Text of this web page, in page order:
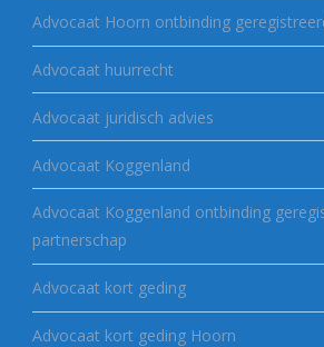
Advocaat Hoorn ontbinding
Advocaat huurrecht
Advocaat juridisch advies
Advocaat Koggenland
Advocaat Koggenland ontbinding
partnerschap
Advocaat kort geding
Advocaat kort geding Hoorn